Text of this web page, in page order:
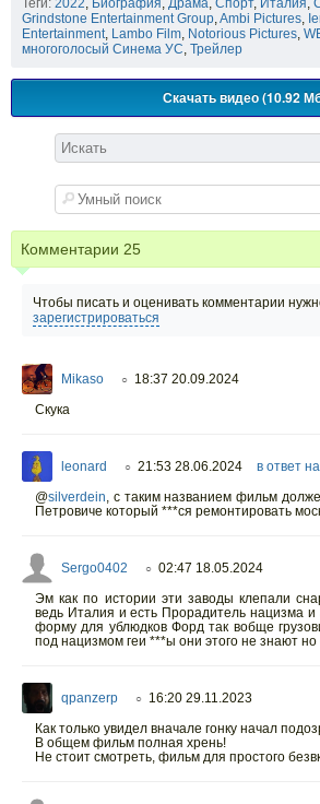
Теги: 2022, Биография, Драма, Спорт, Италия,
Grindstone Entertainment Group,Ambi Pictures,
Entertainment, Lambo Film, Notorious Pictures,
многоголосый Синема УС, Трейлер
Скачать видео (10.92
Комментарии 25
Чтобы писать и оценивать комментарии
зарегистрироваться
Mikaso ○ 18:37 20.09.2024
Скука
leonard ○ 21:53 28.06.2024 в ответ
@silverdein, с таким названием фильм
Петровиче который ***ся ремонтировать
Sergo0402 ○ 02:47 18.05.2024
Эм как по истории эти заводы клепали
ведь Италия и есть Прорадитель нацизма
форму для ублюдков Форд так вобще
под нацизмом геи ***ы они этого не знают но
qpanzerp ○ 16:20 29.11.2023
Как только увидел вначале гонку начал
В общем фильм полная хрень!
Не стоит смотреть, фильм для простого